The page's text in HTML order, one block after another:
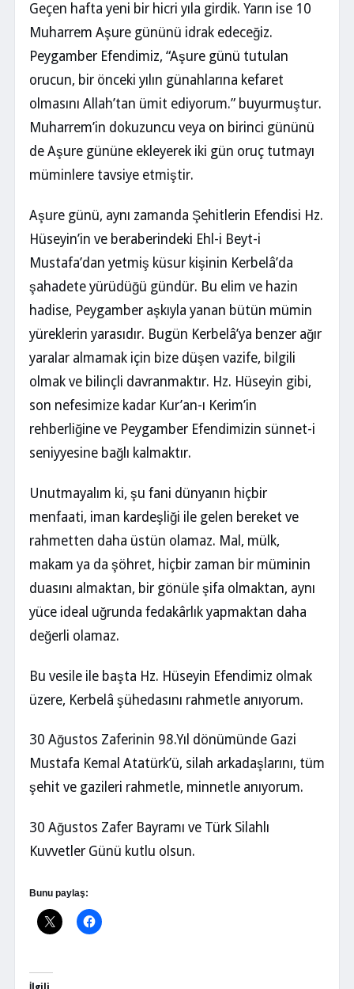
Geçen hafta yeni bir hicri yıla girdik. Yarın ise 10
Muharrem Aşure gününü idrak edeceğiz.
Peygamber Efendimiz, “Aşure günü tutulan
orucun, bir önceki yılın günahlarına kefaret
olmasını Allah’tan ümit ediyorum.” buyurmuştur.
Muharrem’in dokuzuncu veya on birinci gününü
de Aşure gününe ekleyerek iki gün oruç tutmayı
müminlere tavsiye etmiştir.
Aşure günü, aynı zamanda Şehitlerin Efendisi Hz.
Hüseyin’in ve beraberindeki Ehl-i Beyt-i
Mustafa’dan yetmiş küsur kişinin Kerbelâ’da
şahadete yürüdüğü gündür. Bu elim ve hazin
hadise, Peygamber aşkıyla yanan bütün mümin
yüreklerin yarasıdır. Bugün Kerbelâ’ya benzer ağır
yaralar almamak için bize düşen vazife, bilgili
olmak ve bilinçli davranmaktır. Hz. Hüseyin gibi,
son nefesimize kadar Kur’an-ı Kerim’in
rehberliğine ve Peygamber Efendimizin sünnet-i
seniyyesine bağlı kalmaktır.
Unutmayalım ki, şu fani dünyanın hiçbir
menfaati, iman kardeşliği ile gelen bereket ve
rahmetten daha üstün olamaz. Mal, mülk,
makam ya da şöhret, hiçbir zaman bir müminin
duasını almaktan, bir gönüle şifa olmaktan, aynı
yüce ideal uğrunda fedakârlık yapmaktan daha
değerli olamaz.
Bu vesile ile başta Hz. Hüseyin Efendimiz olmak
üzere, Kerbelâ şühedasını rahmetle anıyorum.
30 Ağustos Zaferinin 98.Yıl dönümünde Gazi
Mustafa Kemal Atatürk’ü, silah arkadaşlarını, tüm
şehit ve gazileri rahmetle, minnetle anıyorum.
30 Ağustos Zafer Bayramı ve Türk Silahlı
Kuvvetler Günü kutlu olsun.
Bunu paylaş: